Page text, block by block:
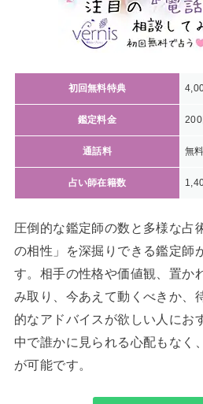
初回無料特典
鑑定料金
通話料 無料
占い師在籍数
圧倒的な鑑定師の数と多様な占
の相性」を深掘りできる鑑定師
す。相手の性格や価値観、置か
み取り、今あえて動くべきか、
的なアドバイスが欲しい人にお
中で誰かに見られる心配もなく
が可能です。